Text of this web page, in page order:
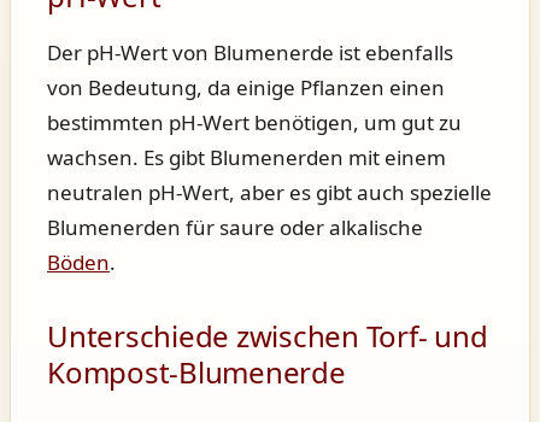
Der pH-Wert von Blumenerde ist ebenfalls
von Bedeutung, da einige Pflanzen einen
bestimmten pH-Wert benötigen, um gut zu
wachsen. Es gibt Blumenerden mit einem
neutralen pH-Wert, aber es gibt auch spezielle
Blumenerden für saure oder alkalische
Böden.
Unterschiede zwischen Torf- und
Kompost-Blumenerde